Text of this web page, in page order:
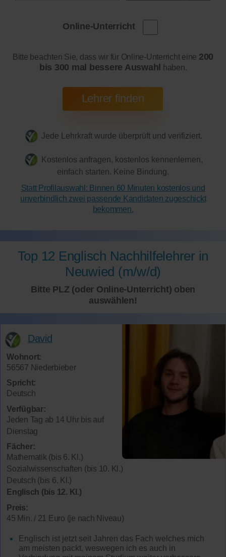
Online-Unterricht
Bitte beachten Sie, dass wir für Online-Unterricht eine 200
bis 300 mal bessere Auswahl haben.
Jede Lehrkraft wurde überprüft und verifiziert.
Kostenlos anfragen, kostenlos kennenlernen,
einfach starten. Keine Bindung.
Statt Profilauswahl: Binnen 60 Minuten kostenlos und
unverbindlich zwei passende Kandidaten zugeschickt
bekommen.
Top 12 Englisch Nachhilfelehrer in
Neuwied (m/w/d)
Bitte PLZ (oder Online-Unterricht) oben
auswählen!
David
Wohnort:
56567 Niederbieber
Spricht:
Deutsch
Verfügbar:
Jeden Tag ab 14 Uhr bis auf
Dienstag
Fächer:
Mathematik (bis 6. Kl.)
Sozialwissenschaften (bis 10. Kl.)
Deutsch (bis 6. Kl.)
Englisch (bis 12. Kl.)
Preis:
45 Min. / 21 Euro (je nach Niveau)
Englisch ist jetzt seit Jahren das Fach welches mich
am meisten packt, weswegen ich es auch in